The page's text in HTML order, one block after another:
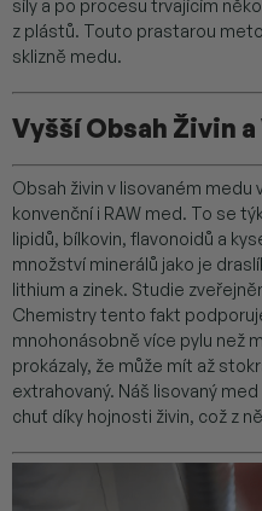
síly a po procesu trvajícím
z plástů. Touto prastarou
sklizně medu.
Vyšší Obsah Živin
Obsah živin v lisovaném medu
konvenční i RAW med. To se
lipidů, bílkovin, flavonoidů a
množství minerálů jako je
lithium a zinek. Studie
Chemistry tento fakt
mnohonásobně více pylu než
prokázaly, že může mít až
extrahovaný. Náš lisovaný
chuť díky hojnosti živin, což z